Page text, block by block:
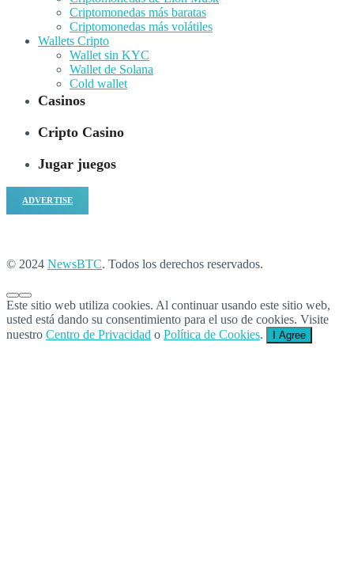
Criptomonedas más baratas
Criptomonedas más volátiles
Wallets Cripto
Wallet sin KYC
Wallet de Solana
Cold wallet
Casinos
Cripto Casino
Jugar juegos
ADVERTISE
© 2024 NewsBTC. Todos los derechos reservados.
Este sitio web utiliza cookies. Al continuar usando este sitio web,
usted está dando su consentimiento para el uso de cookies. Visite
nuestro Centro de Privacidad o Política de Cookies. I Agree